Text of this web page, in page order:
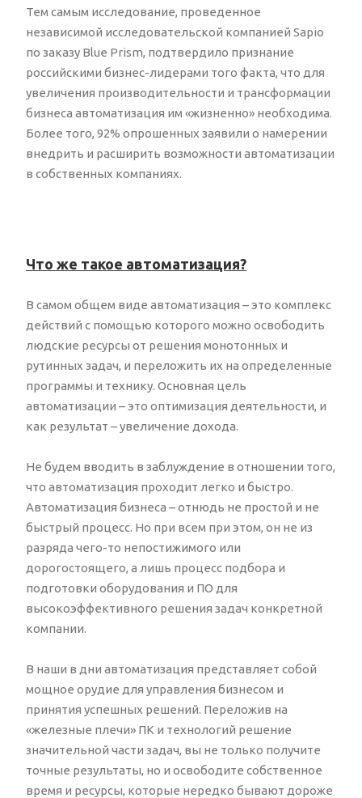
Тем самым исследование, проведенное
независимой исследовательской компанией Sapio
по заказу Blue Prism, подтвердило признание
российскими бизнес-лидерами того факта, что для
увеличения производительности и трансформации
бизнеса автоматизация им «жизненно» необходима.
Более того, 92% опрошенных заявили о намерении
внедрить и расширить возможности автоматизации
в собственных компаниях.
Что же такое автоматизация?
В самом общем виде автоматизация – это комплекс
действий с помощью которого можно освободить
людские ресурсы от решения монотонных и
рутинных задач, и переложить их на определенные
программы и технику. Основная цель
автоматизации – это оптимизация деятельности, и
как результат – увеличение дохода.
Не будем вводить в заблуждение в отношении того,
что автоматизация проходит легко и быстро.
Автоматизация бизнеса – отнюдь не простой и не
быстрый процесс. Но при всем при этом, он не из
разряда чего-то непостижимого или
дорогостоящего, а лишь процесс подбора и
подготовки оборудования и ПО для
высокоэффективного решения задач конкретной
компании.
В наши в дни автоматизация представляет собой
мощное орудие для управления бизнесом и
принятия успешных решений. Переложив на
«железные плечи» ПК и технологий решение
значительной части задач, вы не только получите
точные результаты, но и освободите собственное
время и ресурсы, которые нередко бывают дороже